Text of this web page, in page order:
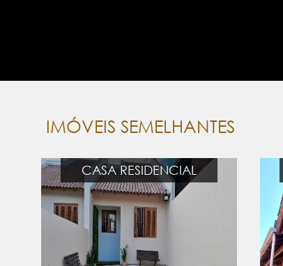
IMÓVEIS SEMELHANTES
CASA RESIDENCIAL